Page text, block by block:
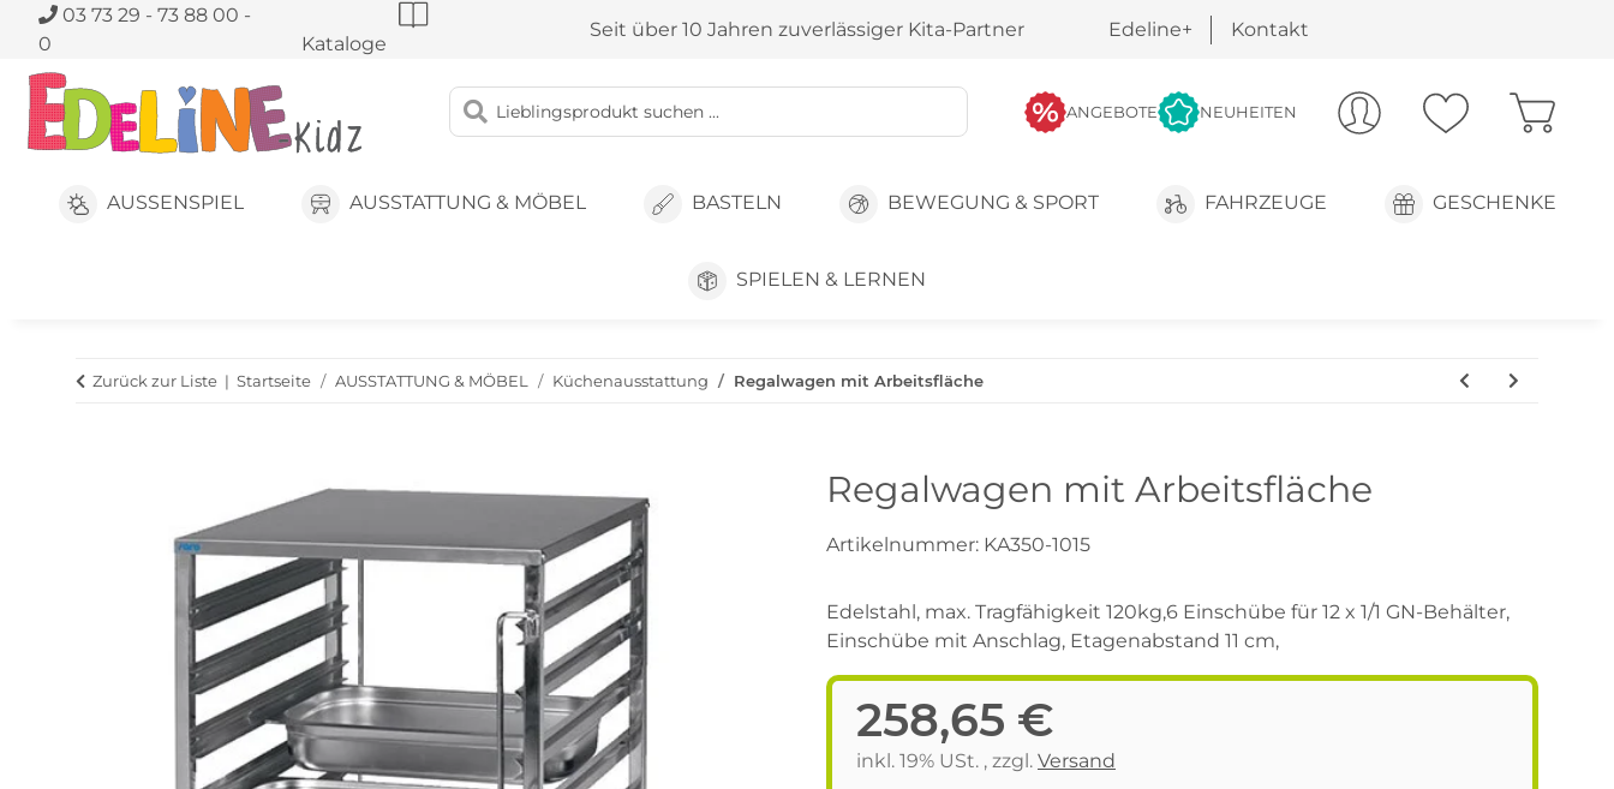
03 73 29 - 73 88 00 -
0
Kataloge
Seit über 10 Jahren zuverlässiger Kita-Partner Edeline+ Kontakt
ANGEBOTE NEUHEITEN
AUSSENSPIEL AUSSTATTUNG & MÖBEL BASTELN BEWEGUNG & SPORT FAHRZEUGE GESCHENKE
SPIELEN & LERNEN
Zurück zur Liste Startseite AUSSTATTUNG & MÖBEL Küchenausstattung Regalwagen mit Arbeitsfläche
Regalwagen mit Arbeitsfläche
Artikelnummer: KA350-1015
Edelstahl, max. Tragfähigkeit 120kg,6 Einschübe für 12 x 1/1 GN-Behälter,
Einschübe mit Anschlag, Etagenabstand 11 cm,
258,65 €
inkl. 19% USt. , zzgl. Versand